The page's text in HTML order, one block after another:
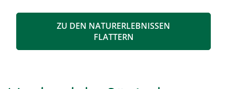
ZU DEN NATURERLEBNISSEN
FLATTERN